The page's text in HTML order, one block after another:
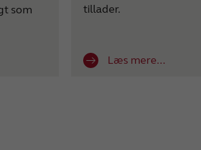
som
tillader.
Læs mere...